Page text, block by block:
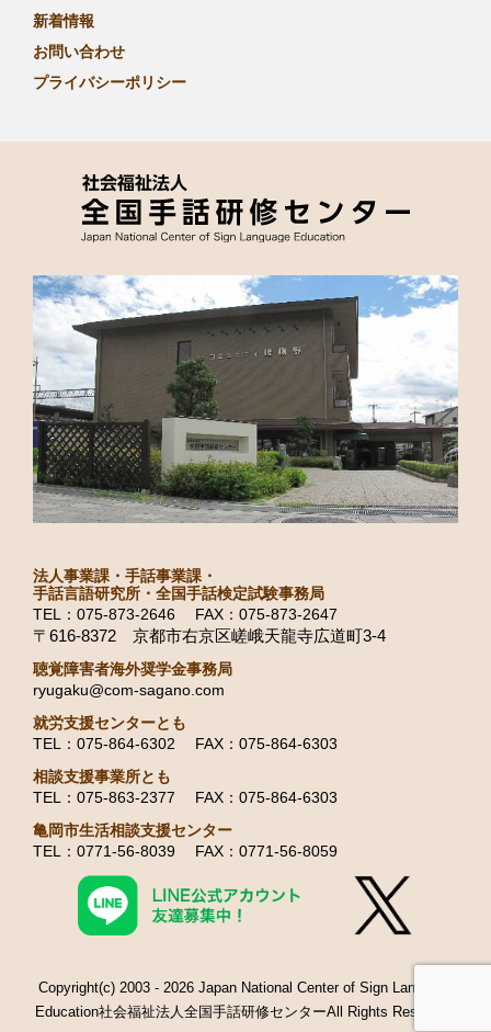
新着情報
お問い合わせ
プライバシーポリシー
法人事業課・手話事業課・
手話言語研究所・全国手話検定試験事務局
TEL：075-873-2646 FAX：075-873-2647
〒616-8372 京都市右京区嵯峨天龍寺広道町3-4
聴覚障害者海外奨学金事務局
ryugaku@com-sagano.com
就労支援センターとも
TEL：075-864-6302 FAX：075-864-6303
相談支援事業所とも
TEL：075-863-2377 FAX：075-864-6303
亀岡市生活相談支援センター
TEL：0771-56-8039 FAX：0771-56-8059
Copyright(c) 2003 - 2026 Japan National Center of Sign Language
Education社会福祉法人全国手話研修センターAll Rights Reserved.